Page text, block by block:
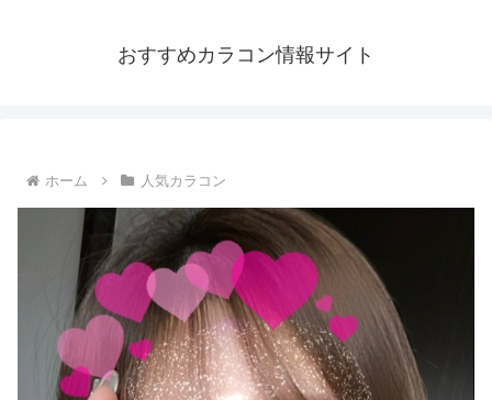
おすすめカラコン情報サイト
ホーム 人気カラコン